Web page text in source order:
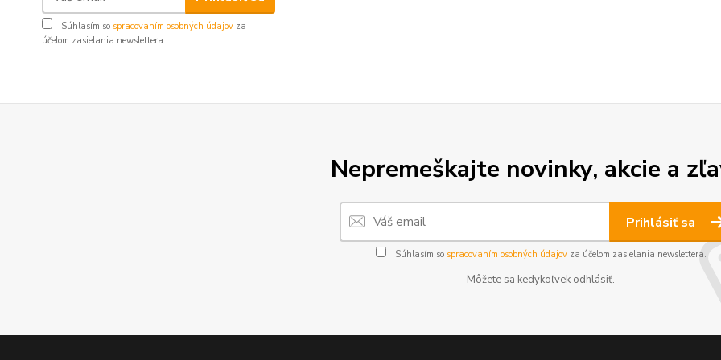
Súhlasím so spracovaním osobných údajov za
účelom zasielania newslettera.
Nepremeškajte novinky, akcie a
Prihlásiť sa
Súhlasím so spracovaním osobných údajovza účelom zasielania newslettera.
Môžete sa kedykoľvek odhlásiť.